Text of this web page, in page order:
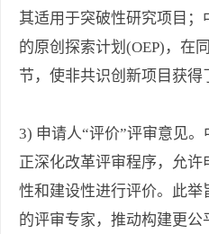
其适用于突破性研究项目
的原创探索计划(OEP)，在
节，使非共识创新项目获得
3) 申请人“评价”评审意见
正深化改革评审程序，允
性和建设性进行评价。此
的评审专家，推动构建更公